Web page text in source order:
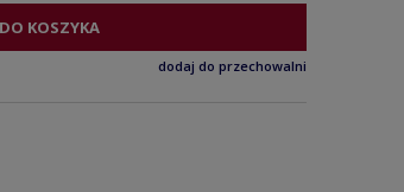
DO KOSZYKA
dodaj do przechowalni